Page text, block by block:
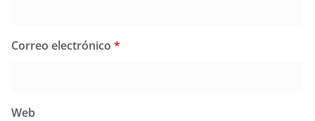
Correo electrónico *
Web